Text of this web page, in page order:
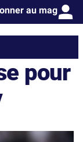
au mag
pour